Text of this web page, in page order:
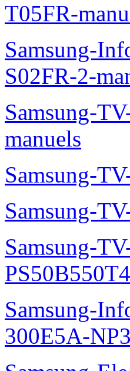
T05FR-
Samsung-
S02FR-2-
Samsung-
manuels
Samsung-
Samsung-
Samsung-
Samsung-
300E5A-